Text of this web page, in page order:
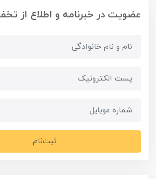
عضویت در خبرنامه و اطلاع از
ثبت‌نام